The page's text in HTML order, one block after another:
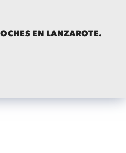
EN LANZAROTE.